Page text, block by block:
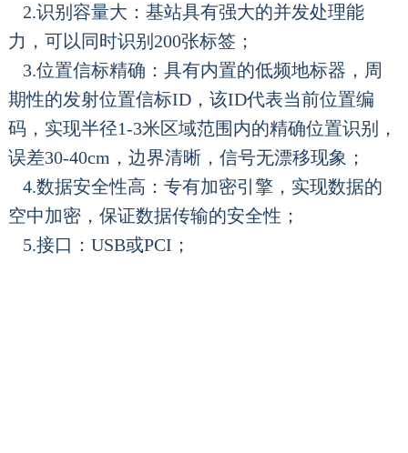
2.识别容量大：基站具有强大的并发处理能
力，可以同时识别200张标签；
3.位置信标精确：具有内置的低频地标器，周
期性的发射位置信标ID，该ID代表当前位置编
码，实现半径1-3米区域范围内的精确位置识别，
误差30-40cm，边界清晰，信号无漂移现象；
4.数据安全性高：专有加密引擎，实现数据的
空中加密，保证数据传输的安全性；
5.接口：USB或PCI；